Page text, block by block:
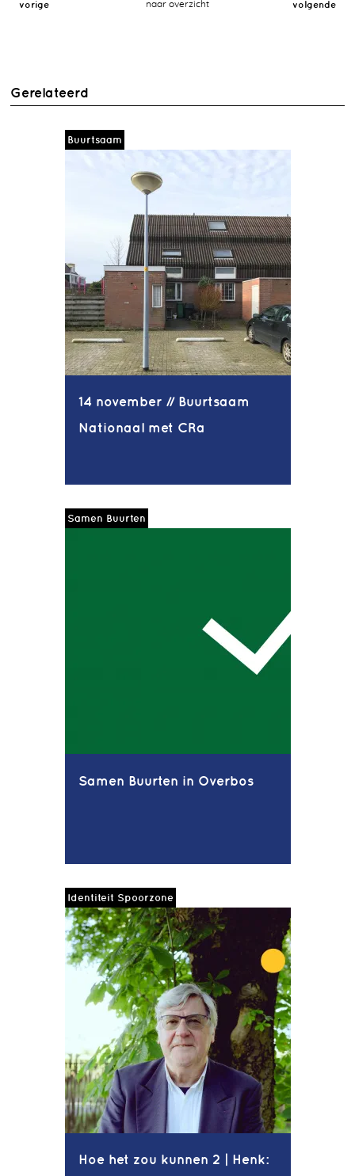
vorige naar overzicht volgende
Gerelateerd
Buurtsaam
14 november // Buurtsaam
Nationaal met CRa
Samen Buurten
Samen Buurten in Overbos
Identiteit Spoorzone
Hoe het zou kunnen 2 | Henk: